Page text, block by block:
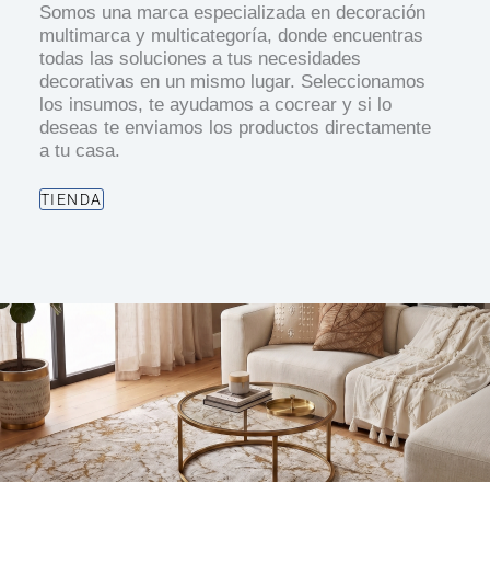
Somos una marca especializada en decoración
multimarca y multicategoría, donde encuentras
todas las soluciones a tus necesidades
decorativas en un mismo lugar. Seleccionamos
los insumos, te ayudamos a cocrear y si lo
deseas te enviamos los productos directamente
a tu casa.
TIENDA